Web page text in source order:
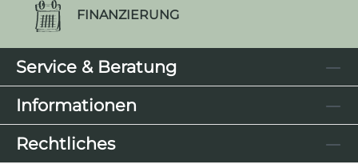
FINANZIERUNG
Service & Beratung
Informationen
Rechtliches